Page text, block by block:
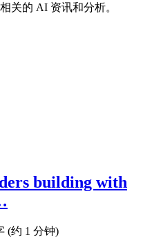
关的 AI 资讯和分析。
building with
(约 1 分钟)